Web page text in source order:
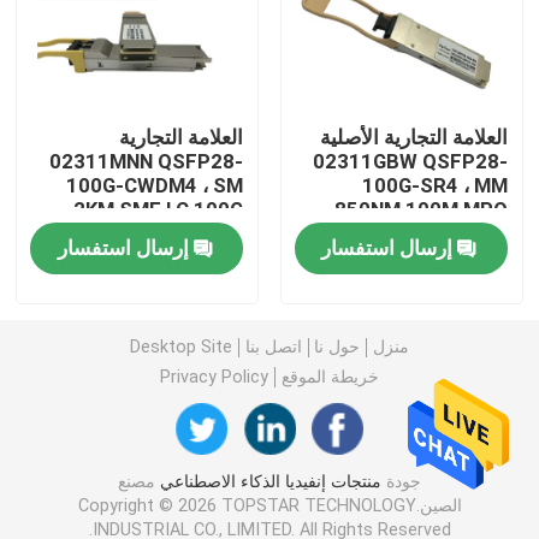
وحدة 25G SFP28
وحدة 10G SFP
جهاز الإرسال والاستقبال البصري Finisar
مفتاح Brocade SAN
رخصة بروكيد POD
العلامة التجارية الأصلية
02311GBW QSFP28-
100G-SR4 ، MM
850NM 100M MPO
100G QSFP28 Module
إرسال استفسار
العلامة التجارية
02311MNN QSFP28-
100G-CWDM4 ، SM
2KM SMF LC 100G
QSFP28 Module
إرسال استفسار
منزل حول نا اتصل بنا
Desktop Site
خريطة الموقع
Privacy Policy
جودة منتجات إنفيديا الذكاء الاصطناعي مصنع
الصين.Copyright © 2026 TOPSTAR TECHNOLOGY
INDUSTRIAL CO., LIMITED. All Rights Reserved.